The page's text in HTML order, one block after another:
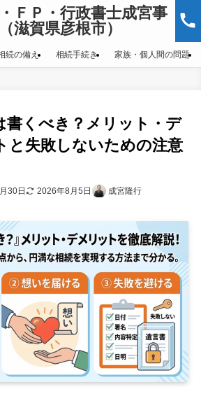
ＦＰ・行政書士成宮事
滋賀県彦根市）
続の備え 相続手続き 家族・個人間の問題
書くべき？メリット・デ
と失敗しないための注意
30日 2026年8月5日 成宮隆行